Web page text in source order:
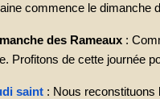
commence le dimanche
des Rameaux :
Profitons de cette journée
saint : Nous reconstituons